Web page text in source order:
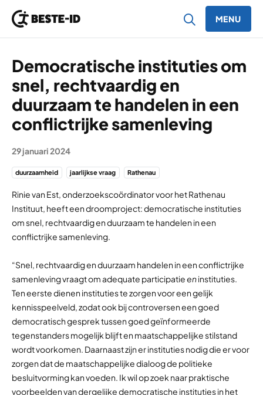
MENU
Democratische instituties om
snel, rechtvaardig en
duurzaam te handelen in een
conflictrijke samenleving
29 januari 2024
duurzaamheid jaarlijkse vraag Rathenau
Rinie van Est, onderzoekscoördinator voor het Rathenau
Instituut, heeft een droomproject: democratische instituties
om snel, rechtvaardig en duurzaam te handelen in een
conflictrijke samenleving.
“Snel, rechtvaardig en duurzaam handelen in een conflictrijke
samenleving vraagt om adequate participatieeninstituties.
Ten eerste dienen instituties te zorgen voor een gelijk
kennisspeelveld, zodat ook bij controversen een goed
democratisch gesprek tussen goed geïnformeerde
tegenstanders mogelijk blijft en maatschappelijke stilstand
wordt voorkomen. Daarnaast zijn er instituties nodig die er voor
zorgen dat de maatschappelijke dialoog de politieke
besluitvorming kan voeden. Ik wil op zoek naar praktische
voorbeelden van dergelijke democratische instituties in het